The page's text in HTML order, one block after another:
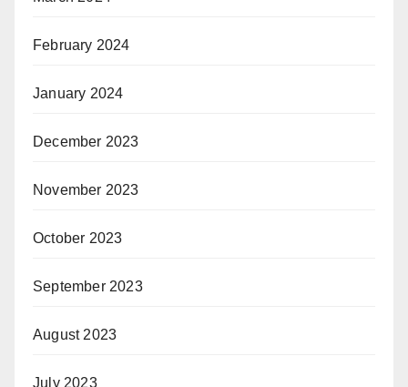
February 2024
January 2024
December 2023
November 2023
October 2023
September 2023
August 2023
July 2023